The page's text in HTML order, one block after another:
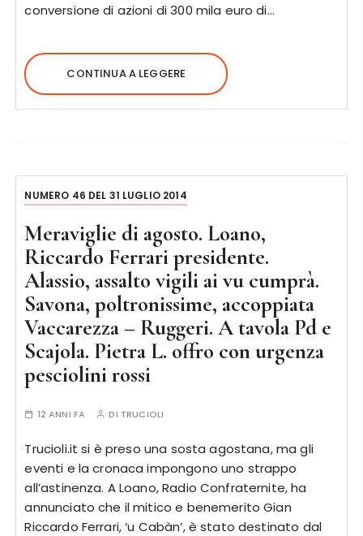
conversione di azioni di 300 mila euro di…
CONTINUA A LEGGERE
NUMERO 46 DEL 31 LUGLIO 2014
Meraviglie di agosto. Loano,
Riccardo Ferrari presidente.
Alassio, assalto vigili ai vu cumprà.
Savona, poltronissime, accoppiata
Vaccarezza – Ruggeri. A tavola Pd e
Scajola. Pietra L. offro con urgenza
pesciolini rossi
12 ANNI FA DI TRUCIOLI
Trucioli.it si è preso una sosta agostana, ma gli
eventi e la cronaca impongono uno strappo
all’astinenza. A Loano, Radio Confraternite, ha
annunciato che il mitico e benemerito Gian
Riccardo Ferrari, ‘u Cabàn’, è stato destinato dal